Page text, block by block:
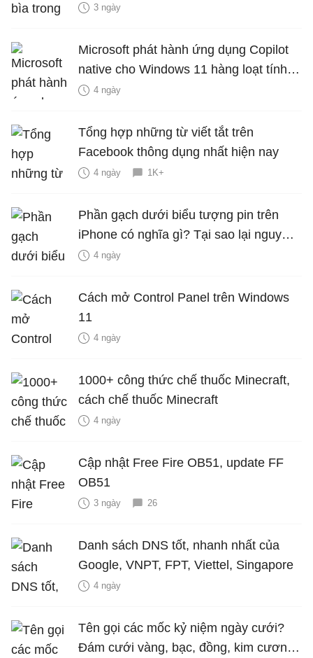
3 ngày
Microsoft phát hành ứng dụng Copilot
native cho Windows 11 hàng loạt tính
năng mới Hữu Ích
4 ngày
Tổng hợp những từ viết tắt trên
Facebook thông dụng nhất hiện nay
4 ngày 1K+
Phần gạch dưới biểu tượng pin trên
iPhone có nghĩa gì? Tại sao lại nguy
hiểm?
4 ngày
Cách mở Control Panel trên Windows
11
4 ngày
1000+ công thức chế thuốc Minecraft,
cách chế thuốc Minecraft
4 ngày
Cập nhật Free Fire OB51, update FF
OB51
3 ngày 26
Danh sách DNS tốt, nhanh nhất của
Google, VNPT, FPT, Viettel, Singapore
4 ngày
Tên gọi các mốc kỷ niệm ngày cưới?
Đám cưới vàng, bạc, đồng, kim cương